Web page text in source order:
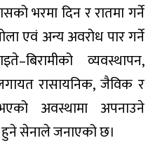
भरमा दिन र रातमा गर्ने
एवं अन्य अवरोध पार गर्ने
व्यवस्थापन,
रासायनिक, जैविक र
अवस्थामा अपनाउने
सेनाले जनाएको छ।